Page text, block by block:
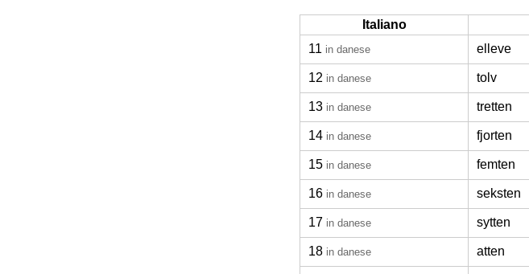
Italiano
11 in danese elleve
12 in danese tolv
13 in danese tretten
14 in danese fjorten
15 in danese femten
16 in danese seksten
17 in danese sytten
18 in danese atten